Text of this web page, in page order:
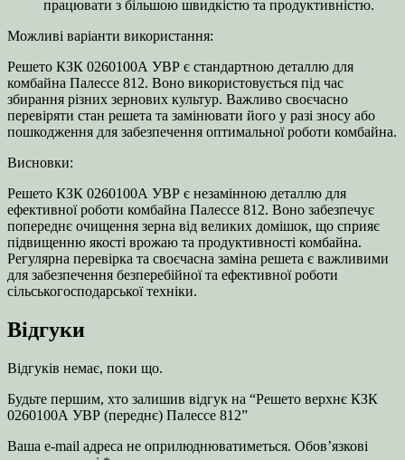
працювати з більшою швидкістю та продуктивністю.
Можливі варіанти використання:
Решето КЗК 0260100А УВР є стандартною деталлю для
комбайна Палессе 812. Воно використовується під час
збирання різних зернових культур. Важливо своєчасно
перевіряти стан решета та замінювати його у разі зносу або
пошкодження для забезпечення оптимальної роботи комбайна.
Висновки:
Решето КЗК 0260100А УВР є незамінною деталлю для
ефективної роботи комбайна Палессе 812. Воно забезпечує
попереднє очищення зерна від великих домішок, що сприяє
підвищенню якості врожаю та продуктивності комбайна.
Регулярна перевірка та своєчасна заміна решета є важливими
для забезпечення безперебійної та ефективної роботи
сільськогосподарської техніки.
Відгуки
Відгуків немає, поки що.
Будьте першим, хто залишив відгук на “Решето верхнє КЗК
0260100А УВР (переднє) Палессе 812”
Ваша e-mail адреса не оприлюднюватиметься. Обов’язкові